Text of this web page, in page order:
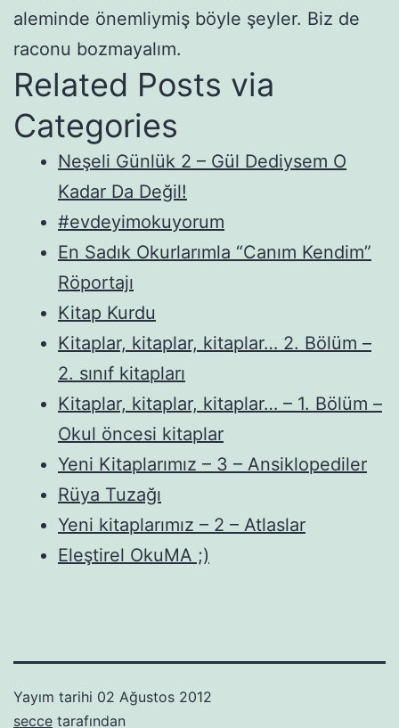
aleminde önemliymiş böyle şeyler. Biz de
raconu bozmayalım.
Related Posts via
Categories
Neşeli Günlük 2 – Gül Dediysem O
Kadar Da Değil!
#evdeyimokuyorum
En Sadık Okurlarımla “Canım Kendim”
Röportajı
Kitap Kurdu
Kitaplar, kitaplar, kitaplar… 2. Bölüm –
2. sınıf kitapları
Kitaplar, kitaplar, kitaplar… – 1. Bölüm –
Okul öncesi kitaplar
Yeni Kitaplarımız – 3 – Ansiklopediler
Rüya Tuzağı
Yeni kitaplarımız – 2 – Atlaslar
Eleştirel OkuMA ;)
Yayım tarihi 02 Ağustos 2012
secce tarafından